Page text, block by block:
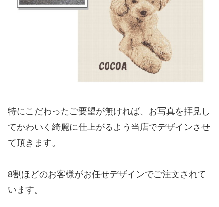
特にこだわったご要望が無ければ、お写真を拝見し
てかわいく綺麗に仕上がるよう当店でデザインさせ
て頂きます。
8割ほどのお客様がお任せデザインでご注文されて
います。